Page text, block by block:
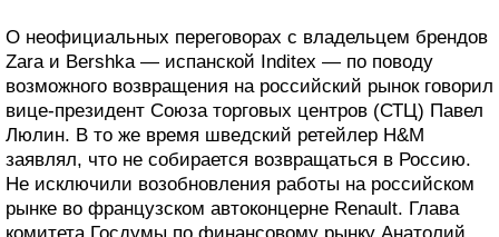
О неофициальных переговорах с владельцем брендов
Zara и Bershka — испанской Inditex — по поводу
возможного возвращения на российский рынок говорил
вице-президент Союза торговых центров (СТЦ) Павел
Люлин. В то же время шведский ретейлер H&M
заявлял, что не собирается возвращаться в Россию.
Не исключили возобновления работы на российском
рынке во французском автоконцерне Renault. Глава